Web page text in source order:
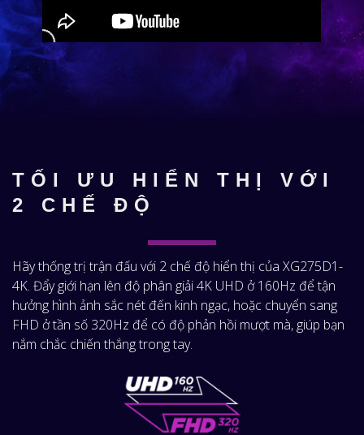
TỐI ƯU HIỂN THỊ VỚI
2 CHẾ ĐỘ
Hãy thống trị trận đấu với 2 chế độ hiển thị của XG275D1-
4K. Đẩy giới hạn lên độ phân giải 4K UHD ở 160Hz để tận
hưởng hình ảnh sắc nét đến kinh ngạc, hoặc chuyển sang
FHD ở tần số 320Hz để có độ phản hồi mượt mà, giúp bạn
nắm chắc chiến thắng trong tay.